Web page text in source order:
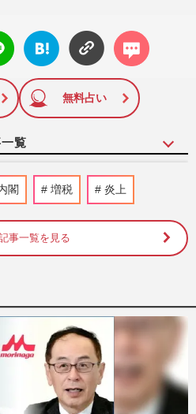
はてな
ブック
に追加
コメン
ト
無料占い
覧
首相『しゃべくり007』サプラ
「長年の謎が解けた」舞台裏
2026/3/23
、前回大会では岸田文雄元首相
暴投に「野球やっ…
相に小泉進次郎、石破茂も…男
選んだ《引退してほしい政治家
》1位は“自民…
閣 増税 炎上
事一覧を見る